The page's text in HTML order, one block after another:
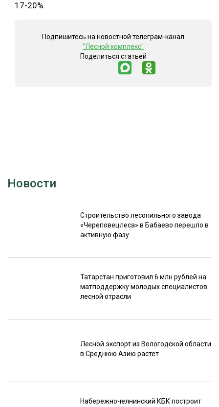
17-20%.
Подпишитесь на новостной телеграм-канал
"Лесной комплекс"
Поделиться статьей
Новости
Строительство лесопильного завода
«Череповецлеса» в Бабаево перешло в
активную фазу
Татарстан приготовил 6 млн рублей на
матподдержку молодых специалистов
лесной отрасли
Лесной экспорт из Вологодской области
в Среднюю Азию растёт
Набережночелнинский КБК построит